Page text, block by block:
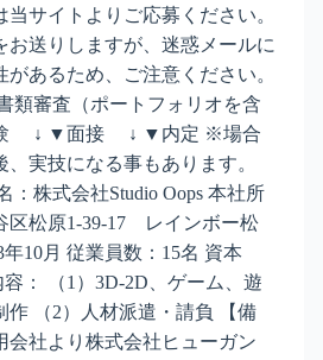
当サイトよりご応募ください。
送りしますが、迷惑メールに
があるため、ご注意ください。
類審査（ポートフォリオを含
↓ ▼面接 ↓ ▼内定 ※場合
実技になる事もあります。
：株式会社Studio Oops 本社所
区松原1-39-17 レインボー松
年10月 従業員数：15名 資本
： （1）3D-2D、ゲーム、遊
作 （2）人材派遣・請負 【備
会社より株式会社ヒューガン